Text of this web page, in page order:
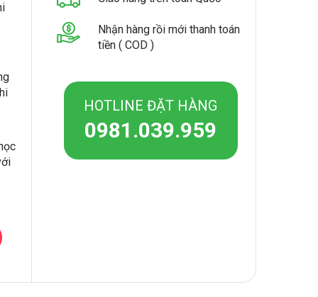
Nhận hàng rồi mới thanh toán
tiền ( COD )
HOTLINE ĐẶT HÀNG
0981.039.959